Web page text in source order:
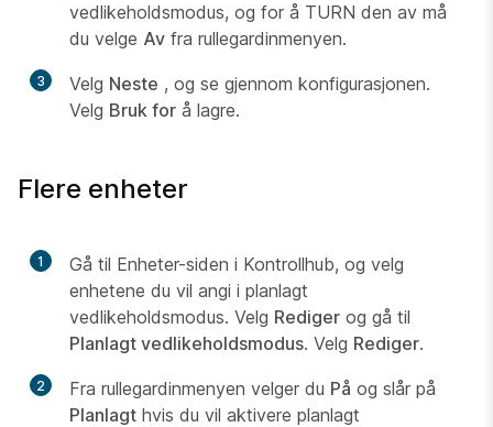
vedlikeholdsmodus, og for å TURN den av må
du velge Av fra rullegardinmenyen.
3 Velg Neste , og se gjennom konfigurasjonen.
Velg Bruk for å lagre.
Flere enheter
1 Gå til Enheter-siden i Kontrollhub, og velg
enhetene du vil angi i planlagt
vedlikeholdsmodus. Velg Rediger og gå til
Planlagt vedlikeholdsmodus. Velg Rediger.
2 Fra rullegardinmenyen velger du På og slår på
Planlagt hvis du vil aktivere planlagt